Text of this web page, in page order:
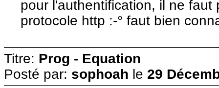
pour l'authentification, il ne
protocole http :-° faut bien
Titre: Prog - Equation
Posté par: sophoah le 29